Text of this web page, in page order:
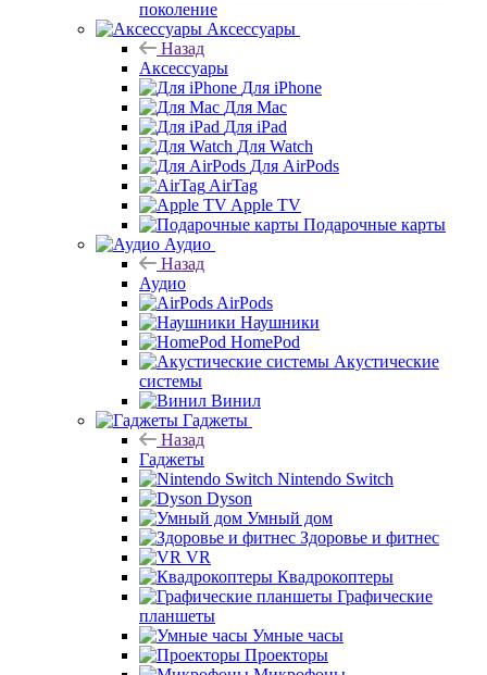
поколение
Аксессуары
Назад
Аксессуары
Для iPhone
Для Mac
Для iPad
Для Watch
Для AirPods
AirTag
Apple TV
Подарочные карты
Аудио
Назад
Аудио
AirPods
Наушники
HomePod
Акустические
системы
Винил
Гаджеты
Назад
Гаджеты
Nintendo Switch
Dyson
Умный дом
Здоровье и фитнес
VR
Квадрокоптеры
Графические
планшеты
Умные часы
Проекторы